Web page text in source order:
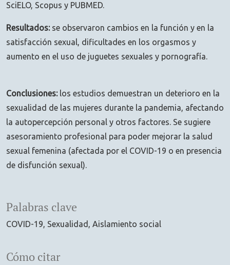
Palabras clave
COVID-19 Sexualidad Aislamiento social
Cómo citar
SciELO, Scopus y PUBMED.
Resultados:se observaron cambios en la función y en la
satisfacción sexual, dificultades en los orgasmos y
aumento en el uso de juguetes sexuales y pornografía.
Conclusiones:los estudios demuestran un deterioro en la
sexualidad de las mujeres durante la pandemia, afectando
la autopercepción personal y otros factores. Se sugiere
asesoramiento profesional para poder mejorar la salud
sexual femenina (afectada por el COVID-19 o en presencia
de disfunción sexual).